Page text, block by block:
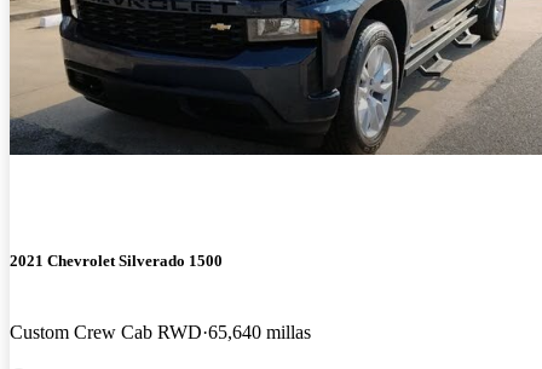
2021 Chevrolet Silverado 1500
Custom Crew Cab RWD 65,640 millas